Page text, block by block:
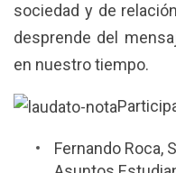
sociedad y de
desprende del
en nuestro tiempo.
Fernando Roca,